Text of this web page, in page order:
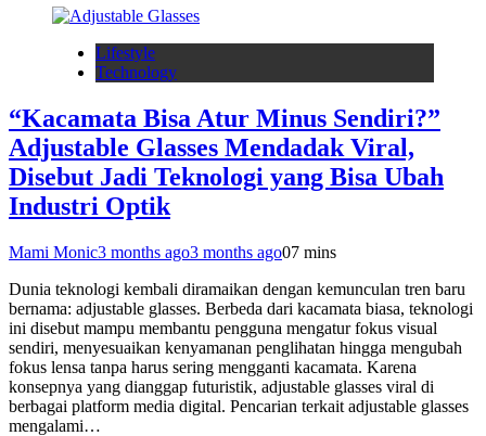
Lifestyle
Technology
“Kacamata Bisa Atur Minus Sendiri?”
Adjustable Glasses Mendadak Viral,
Disebut Jadi Teknologi yang Bisa Ubah
Industri Optik
Mami Monic3 months ago3 months ago07 mins
Dunia teknologi kembali diramaikan dengan kemunculan tren baru
bernama: adjustable glasses. Berbeda dari kacamata biasa, teknologi
ini disebut mampu membantu pengguna mengatur fokus visual
sendiri, menyesuaikan kenyamanan penglihatan hingga mengubah
fokus lensa tanpa harus sering mengganti kacamata. Karena
konsepnya yang dianggap futuristik, adjustable glasses viral di
berbagai platform media digital. Pencarian terkait adjustable glasses
mengalami…